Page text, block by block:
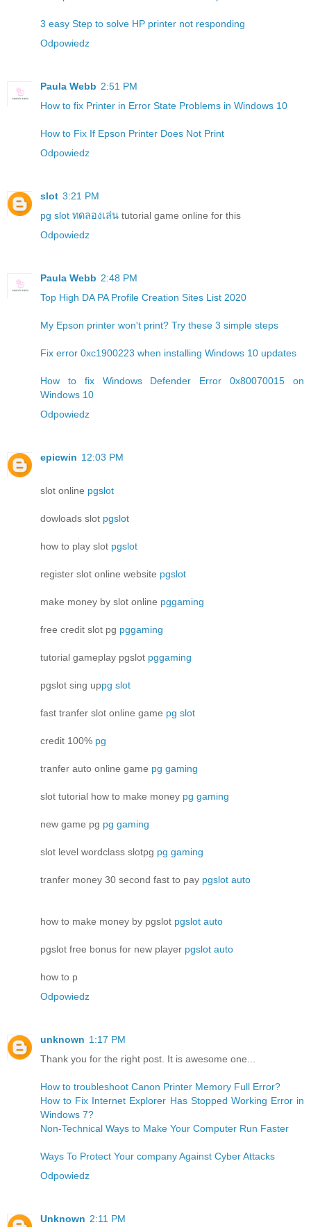
3 easy Step to solve HP printer not responding
Odpowiedz
Paula Webb 2:51 PM
How to fix Printer in Error State Problems in Windows 10
How to Fix If Epson Printer Does Not Print
Odpowiedz
slot 3:21 PM
pg slot ทดลองเล่น tutorial game online for this
Odpowiedz
Paula Webb 2:48 PM
Top High DA PA Profile Creation Sites List 2020
My Epson printer won't print? Try these 3 simple steps
Fix error 0xc1900223 when installing Windows 10 updates
How to fix Windows Defender Error 0x80070015 on
Windows 10
Odpowiedz
epicwin 12:03 PM
slot online pgslot
dowloads slot pgslot
how to play slot pgslot
register slot online website pgslot
make money by slot online pggaming
free credit slot pg pggaming
tutorial gameplay pgslot pggaming
pgslot sing uppg slot
fast tranfer slot online game pg slot
credit 100% pg
tranfer auto online game pg gaming
slot tutorial how to make money pg gaming
new game pg pg gaming
slot level wordclass slotpg pg gaming
tranfer money 30 second fast to pay pgslot auto
how to make money by pgslot pgslot auto
pgslot free bonus for new player pgslot auto
how to p
Odpowiedz
unknown 1:17 PM
Thank you for the right post. It is awesome one...
How to troubleshoot Canon Printer Memory Full Error?
How to Fix Internet Explorer Has Stopped Working Error in
Windows 7?
Non-Technical Ways to Make Your Computer Run Faster
Ways To Protect Your company Against Cyber Attacks
Odpowiedz
Unknown 2:11 PM